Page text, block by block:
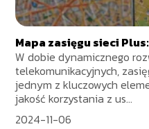
Mapa zasięgu sieci
W dobie dynamicznego
telekomunikacyjnych,
jednym z kluczowych
jakość korzystania z us...
2024-11-06